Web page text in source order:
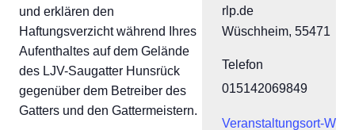
und erklären den
Haftungsverzicht während Ihres
Aufenthaltes auf dem Gelände
des LJV-Saugatter Hunsrück
gegenüber dem Betreiber des
Gatters und den Gattermeistern.
rlp.de
Wüschheim, 55471
Telefon
015142069849
Veranstaltungsort-